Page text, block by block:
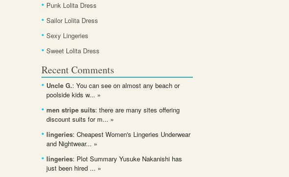
Punk Lolita Dress
Sailor Lolita Dress
Sexy Lingeries
Sweet Lolita Dress
Recent Comments
Uncle G.: You can see on almost any beach or
poolside kids w... »
men stripe suits: there are many sites offering
discount suits for m... »
lingeries: Cheapest Women's Lingeries Underwear
and Nightwear... »
lingeries: Plot Summary Yusuke Nakanishi has
just been hired ... »